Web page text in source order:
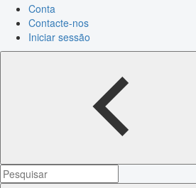
Conta
Contacte-nos
Iniciar sessão